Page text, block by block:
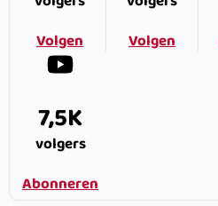
Volgen
Volgen
7,5K
volgers
Abonneren